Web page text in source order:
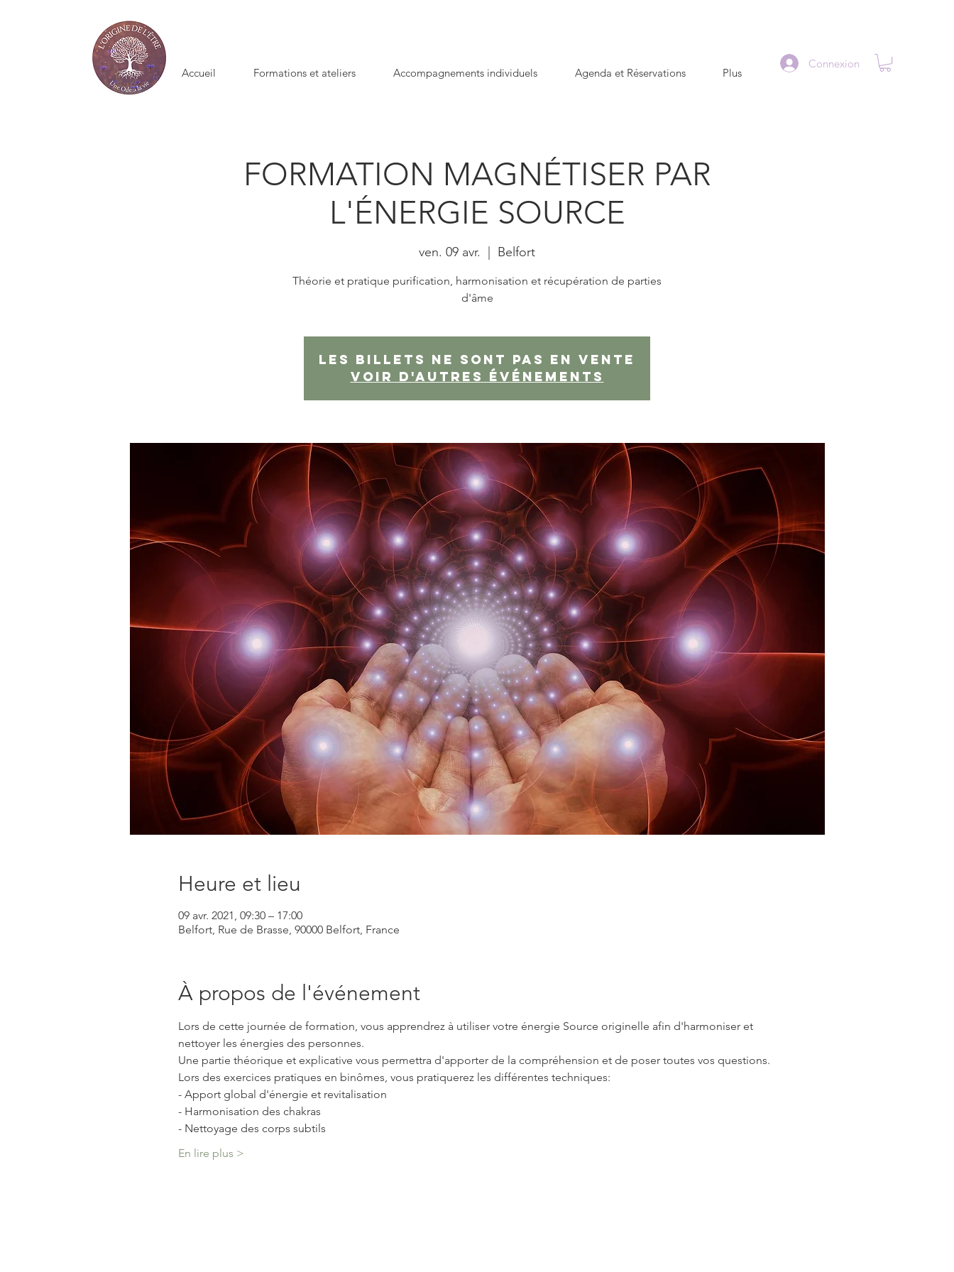
Accueil Formations et ateliers Accompagnements individuels Agenda et Réservations Plus
Connexion
FORMATION MAGNÉTISER PAR
L'ÉNERGIE SOURCE
ven. 09 avr. Belfort
Théorie et pratique purification, harmonisation et récupération de parties
d'âme
Les billets ne sont pas en vente
Voir d'autres événements
Heure et lieu
09 avr. 2021, 09:30 – 17:00
Belfort, Rue de Brasse, 90000 Belfort, France
À propos de l'événement
Lors de cette journée de formation, vous apprendrez à utiliser votre énergie Source originelle afin d'harmoniser et
nettoyer les énergies des personnes.
Une partie théorique et explicative vous permettra d'apporter de la compréhension et de poser toutes vos questions.
Lors des exercices pratiques en binômes, vous pratiquerez les différentes techniques:
- Apport global d'énergie et revitalisation
- Harmonisation des chakras
- Nettoyage des corps subtils
En lire plus >